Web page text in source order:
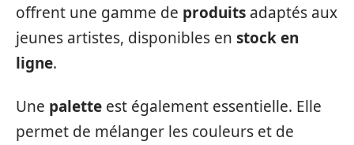
offrent une gamme de produits adaptés aux
jeunes artistes, disponibles en stock en
ligne.
Une palette est également essentielle. Elle
permet de mélanger les couleurs et de